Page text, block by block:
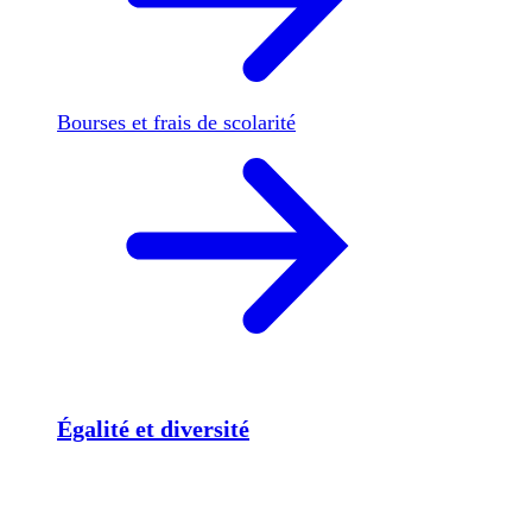
Bourses et frais de scolarité
Égalité et diversité